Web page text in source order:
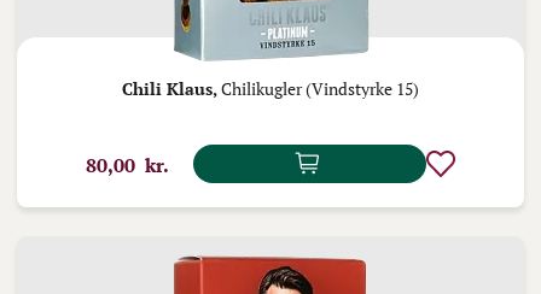
Chili Klaus,Chilikugler (Vindstyrke 15)
80,00 kr.